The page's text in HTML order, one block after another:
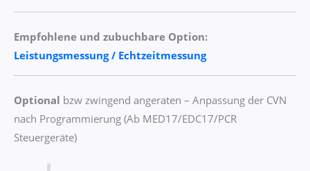
Empfohlene und zubuchbare Option:
Leistungsmessung / Echtzeitmessung
Optional bzw zwingend angeraten – Anpassung der CVN
nach Programmierung (Ab MED17/EDC17/PCR
Steuergeräte)